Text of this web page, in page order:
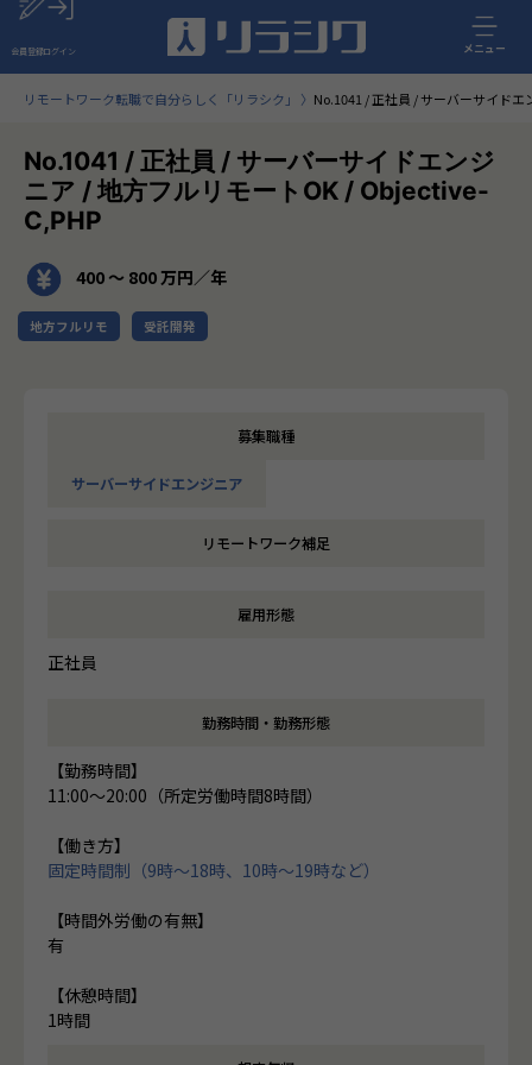
会員登録ログイン メニュー
リモートワーク転職で自分らしく「リラシク」 No.1041 / 正社員 / サーバーサイド
No.1041 / 正社員 / サーバーサイドエンジ
ニア / 地方フルリモートOK / Objective-
C,PHP
400 〜 800 万円／年
地方フルリモ 受託開発
募集職種
サーバーサイドエンジニア
リモートワーク補足
雇用形態
正社員
勤務時間・勤務形態
【勤務時間】
11:00～20:00（所定労働時間8時間）
【働き方】
固定時間制（9時～18時、10時～19時など）
【時間外労働の有無】
有
【休憩時間】
1時間